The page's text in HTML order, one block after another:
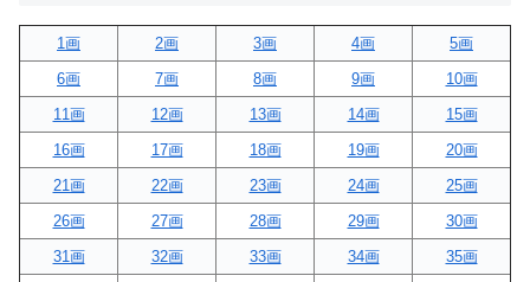
1画 2画 3画 4画
5画
6画
7画 8画 9画
10画
11画
12画 13画 14画
15画
16画
17画 18画 19画
20画
21画
22画 23画 24画
25画
26画
27画 28画 29画
30画
31画
32画 33画 34画
35画